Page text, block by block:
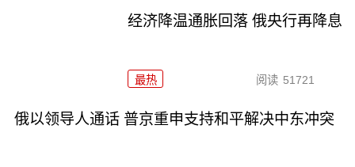
经济降温通胀回落 俄央行再降息
最热 阅读 51721
俄以领导人通话 普京重申支持和平解决中东冲突